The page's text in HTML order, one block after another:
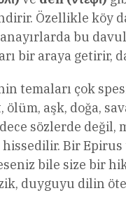
Özellikle köy
bu
bir araya getirir,
temaları çok
ölüm, aşk, doğa,
sözlerde değil,
Bir
bile size bir
duyguyu dilin